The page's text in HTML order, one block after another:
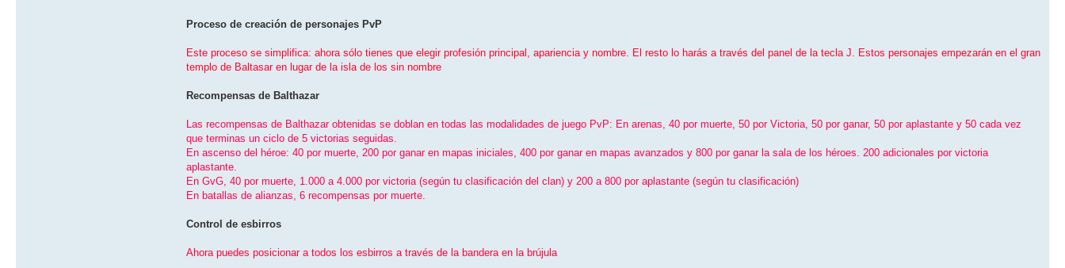
Proceso de creación de personajes PvP
Este proceso se simplifica: ahora sólo tienes que elegir profesión principal, apariencia y nombre. El resto lo harás a través del panel de la tecla J. Estos personajes empezarán en el gran
templo de Baltasar en lugar de la isla de los sin nombre
Recompensas de Balthazar
Las recompensas de Balthazar obtenidas se doblan en todas las modalidades de juego PvP: En arenas, 40 por muerte, 50 por Victoria, 50 por ganar, 50 por aplastante y 50 cada vez
que terminas un ciclo de 5 victorias seguidas.
En ascenso del héroe: 40 por muerte, 200 por ganar en mapas iniciales, 400 por ganar en mapas avanzados y 800 por ganar la sala de los héroes. 200 adicionales por victoria
aplastante.
En GvG, 40 por muerte, 1.000 a 4.000 por victoria (según tu clasificación del clan) y 200 a 800 por aplastante (según tu clasificación)
En batallas de alianzas, 6 recompensas por muerte.
Control de esbirros
Ahora puedes posicionar a todos los esbirros a través de la bandera en la brújula